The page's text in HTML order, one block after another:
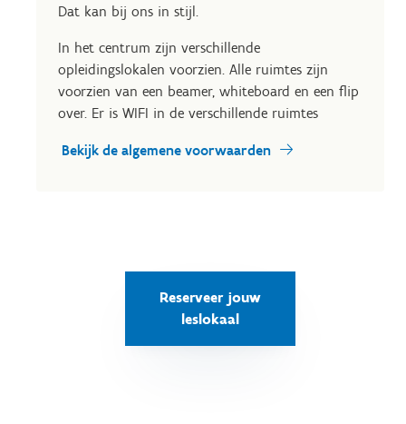
Dat kan bij ons in stijl.
In het centrum zijn verschillende
opleidingslokalen voorzien. Alle ruimtes zijn
voorzien van een beamer, whiteboard en een flip
over. Er is WIFI in de verschillende ruimtes
Bekijk de algemene voorwaarden
Reserveer jouw
leslokaal